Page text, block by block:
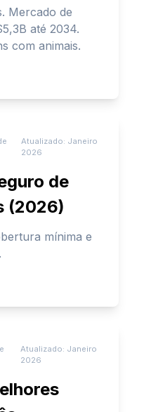
Mercado de
até 2034.
com animais.
Atualizado: Janeiro
2026
de
(2026)
mínima e
Atualizado: Janeiro
2026